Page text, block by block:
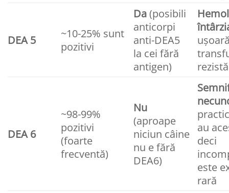
DEA 5
~10-25% sunt
pozitivi
Da(posibili
anticorpi
anti-DEA5
la cei fără
antigen)
DEA 6
~98-99%
pozitivi
(foarte
frecventă)
Nu
(aproape
niciun câine
nu e fără
DEA6)
au
deci
este
rară